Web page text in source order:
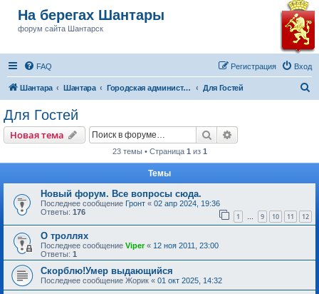
На берегах Шантары
форум сайта Шантарск
FAQ Вход
Регистрация
Шантара Шантара Городская администрация Шантарска Для Гостей
Для Гостей
Новая тема Поиск
23 темы • Страница 1 из 1
Темы
Новый форум. Все вопросы сюда.
Последнее сообщение Гронт « 02 апр 2024, 19:36
Ответы: 176 1 … 9 10 11 12
О троллях
Последнее сообщение Viper« 12 ноя 2011, 23:00
Ответы: 1
Скорблю!Умер выдающийся
Последнее сообщение Жорик « 01 окт 2025, 14:32